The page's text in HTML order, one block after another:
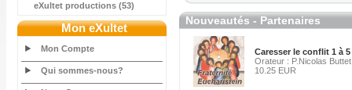
eXultet productions (53)
Mon eXultet
Mon Compte
Qui sommes-nous?
Nouveautés - Partenaires
Caresser le conflit 1 à 5
Orateur : P.Nicolas Buttet
10.25 EUR